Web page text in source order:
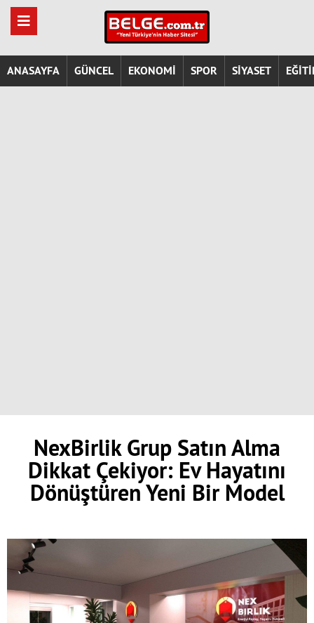
ANASAYFA GÜNCEL EKONOMİ SPOR SİYASET
NexBirlik Grup Satın Alma
Dikkat Çekiyor: Ev Hayatını
Dönüştüren Yeni Bir Model